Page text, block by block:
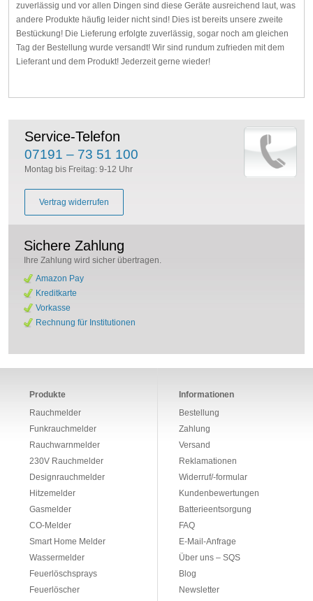
zuverlässig und vor allen Dingen sind diese Geräte ausreichend laut, was
andere Produkte häufig leider nicht sind! Dies ist bereits unsere zweite
Bestückung! Die Lieferung erfolgte zuverlässig, sogar noch am gleichen
Tag der Bestellung wurde versandt! Wir sind rundum zufrieden mit dem
Lieferant und dem Produkt! Jederzeit gerne wieder!
Service-Telefon
07191 – 73 51 100
Montag bis Freitag: 9-12 Uhr
Vertrag widerrufen
Sichere Zahlung
Ihre Zahlung wird sicher übertragen.
Amazon Pay
Kreditkarte
Vorkasse
Rechnung für Institutionen
Produkte
Rauchmelder
Funkrauchmelder
Rauchwarnmelder
230V Rauchmelder
Designrauchmelder
Hitzemelder
Gasmelder
CO-Melder
Smart Home Melder
Wassermelder
Feuerlöschsprays
Feuerlöscher
Informationen
Bestellung
Zahlung
Versand
Reklamationen
Widerruf/-formular
Kundenbewertungen
Batterieentsorgung
FAQ
E-Mail-Anfrage
Über uns – SQS
Blog
Newsletter